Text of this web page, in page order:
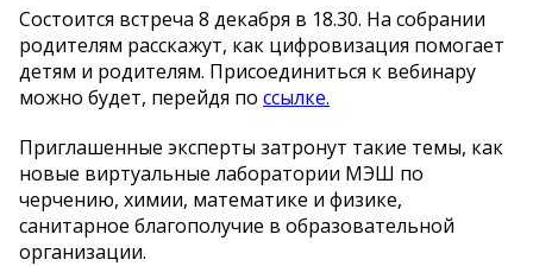
Состоится встреча 8 декабря в 18.30. На собрании
родителям расскажут, как цифровизация помогает
детям и родителям. Присоединиться к вебинару
можно будет, перейдя по ссылке.
Приглашенные эксперты затронут такие темы, как
новые виртуальные лаборатории МЭШ по
черчению, химии, математике и физике,
санитарное благополучие в образовательной
организации.